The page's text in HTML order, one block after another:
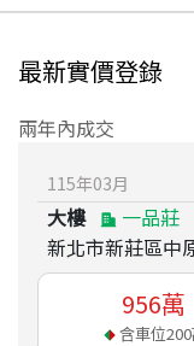
最新實價登錄
兩年內成交
115年03月
大樓
一品莊
新北市新莊區中
956萬
含車位200